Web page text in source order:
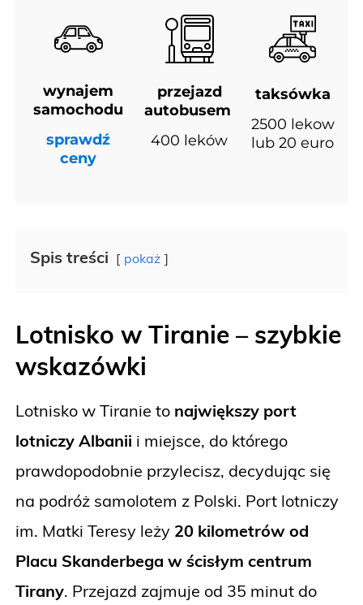
wynajem
samochodu
sprawdź
ceny
przejazd
autobusem
400 leków
taksówka
2500 lekow
lub 20 euro
Spis treści pokaż
Lotnisko w Tiranie – szybkie
wskazówki
Lotnisko w Tiranie to największy port
lotniczy Albanii i miejsce, do którego
prawdopodobnie przylecisz, decydując się
na podróż samolotem z Polski. Port lotniczy
im. Matki Teresy leży 20 kilometrów od
Placu Skanderbega w ścisłym centrum
Tirany. Przejazd zajmuje od 35 minut do